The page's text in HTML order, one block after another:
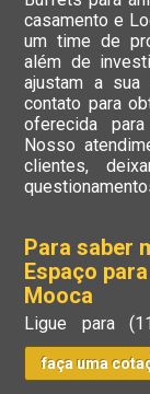
casamento e
um time de
além de
ajustam a sua
contato para
oferecida
Nosso
clientes,
Para saber
Espaço
Mooca
Ligue para
faça uma